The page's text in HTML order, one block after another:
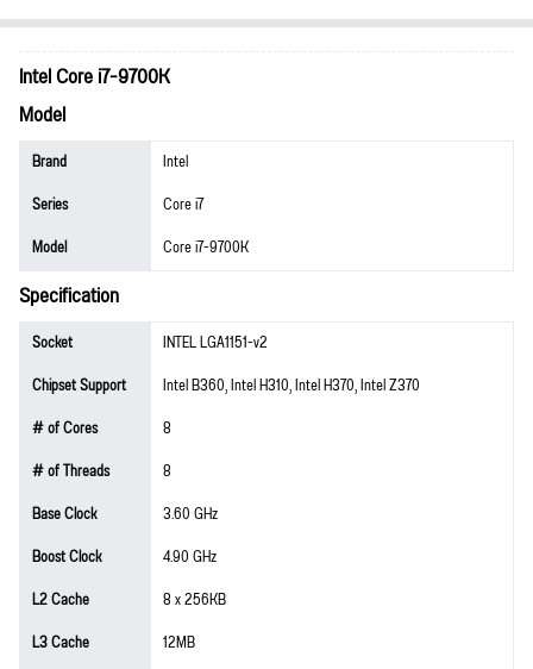
Intel Core i7-9700K
Model
Brand
Intel
Series
Core i7
Model
Core i7-9700K
Specification
Socket
INTEL LGA1151-v2
Chipset Support
Intel B360, Intel H310, Intel H370, Intel Z370
# of Cores
8
# of Threads
8
Base Clock
3.60 GHz
Boost Clock
4.90 GHz
L2 Cache
8 x 256KB
L3 Cache
12MB